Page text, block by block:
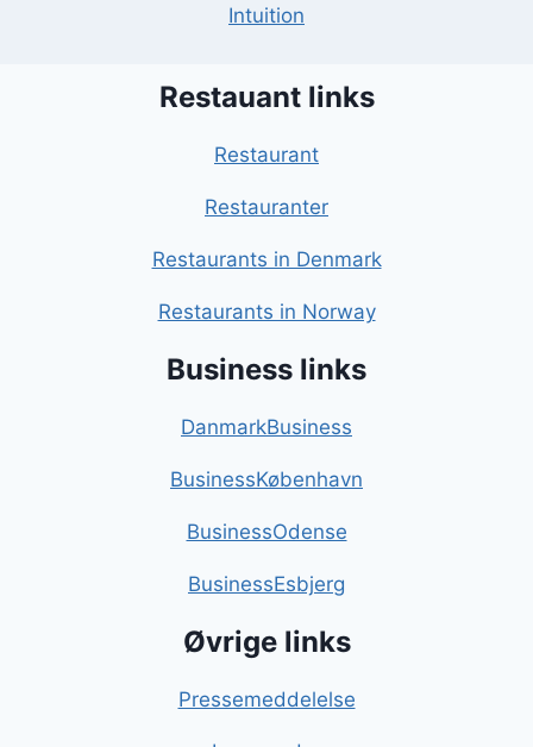
Intuition
Restauant links
Restaurant
Restauranter
Restaurants in Denmark
Restaurants in Norway
Business links
DanmarkBusiness
BusinessKøbenhavn
BusinessOdense
BusinessEsbjerg
Øvrige links
Pressemeddelelse